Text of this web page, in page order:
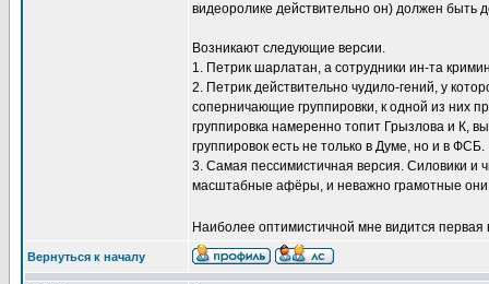
видеоролике действительно он) должен быть
Возникают следующие версии.
1. Петрик шарлатан, а сотрудники ин-та
2. Петрик действительно чудило-гений, у
соперничающие группировки, к одной из них
группировка намеренно топит Грызлова и К,
группировок есть не только в Думе, но и в ФСБ.
3. Самая пессимистичная версия. Силовики и
масштабные афёры, и неважно грамотные они
Наиболее оптимистичной мне видится
Вернуться к началу